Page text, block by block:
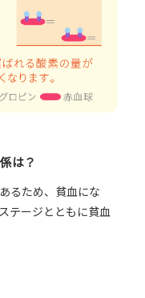
は？
るため、貧血にな
テージとともに貧血